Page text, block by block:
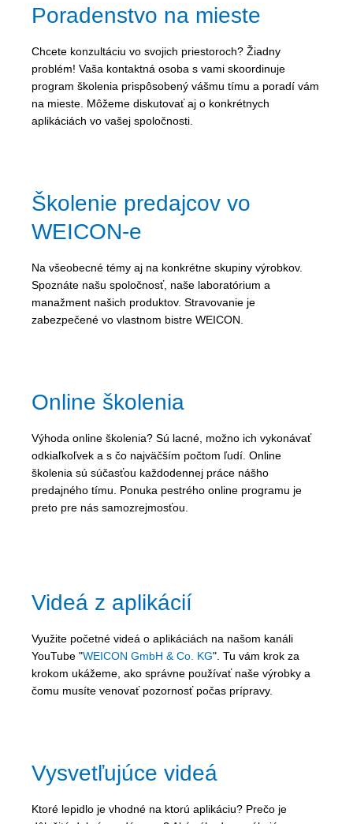
Poradenstvo na mieste
Chcete konzultáciu vo svojich priestoroch? Žiadny
problém! Vaša kontaktná osoba s vami skoordinuje
program školenia prispôsobený vášmu tímu a poradí vám
na mieste. Môžeme diskutovať aj o konkrétnych
aplikáciách vo vašej spoločnosti.
Školenie predajcov vo
WEICON-e
Na všeobecné témy aj na konkrétne skupiny výrobkov.
Spoznáte našu spoločnosť, naše laboratórium a
manažment našich produktov. Stravovanie je
zabezpečené vo vlastnom bistre WEICON.
Online školenia
Výhoda online školenia? Sú lacné, možno ich vykonávať
odkiaľkoľvek a s čo najväčším počtom ľudí. Online
školenia sú súčasťou každodennej práce nášho
predajného tímu. Ponuka pestrého online programu je
preto pre nás samozrejmosťou.
Videá z aplikácií
Využite početné videá o aplikáciách na našom kanáli
YouTube "WEICON GmbH & Co. KG". Tu vám krok za
krokom ukážeme, ako správne používať naše výrobky a
čomu musíte venovať pozornosť počas prípravy.
Vysvetľujúce videá
Ktoré lepidlo je vhodné na ktorú aplikáciu? Prečo je